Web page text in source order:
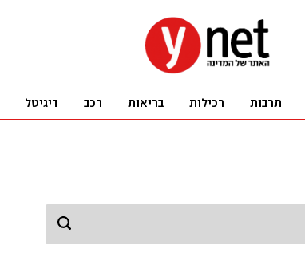
תרבות רכילות בריאות רכב דיגיטל